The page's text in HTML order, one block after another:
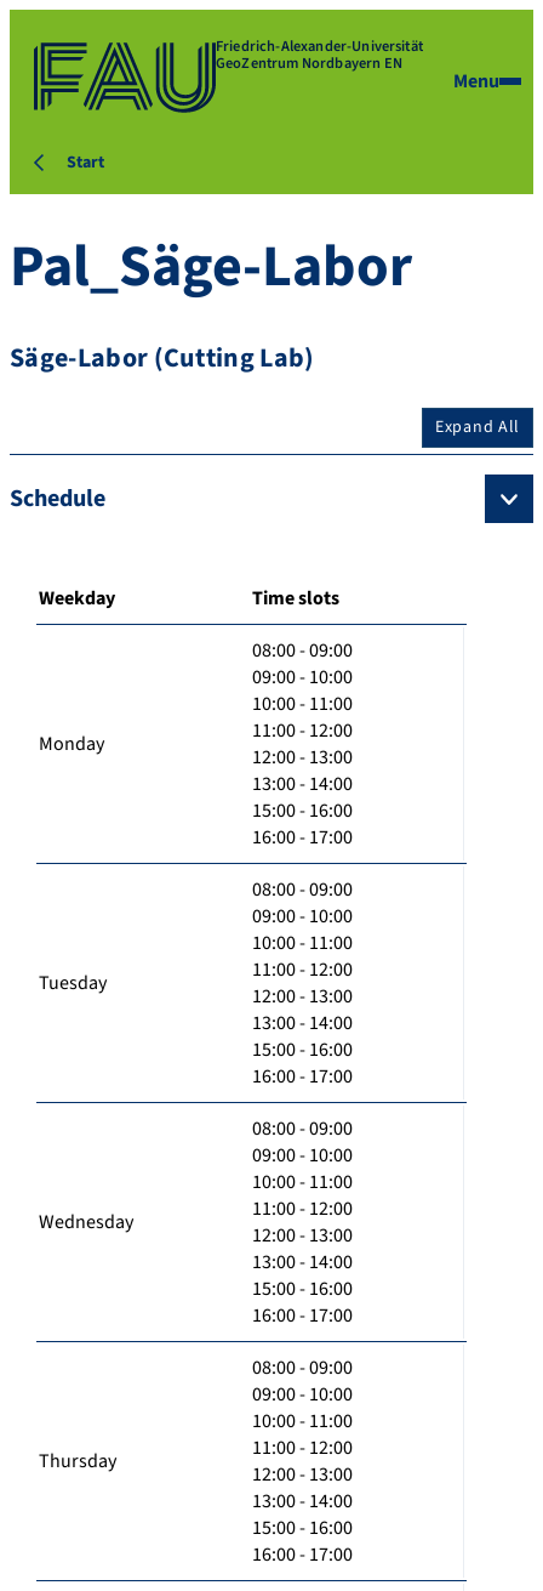
Friedrich-Alexander-Universität
GeoZentrum Nordbayern EN
Menu
Start
Pal_Säge-Labor
Säge-Labor (Cutting Lab)
Expand All
Schedule
Weekday Time slots
Monday
08:00 - 09:00
09:00 - 10:00
10:00 - 11:00
11:00 - 12:00
12:00 - 13:00
13:00 - 14:00
15:00 - 16:00
16:00 - 17:00
Tuesday
08:00 - 09:00
09:00 - 10:00
10:00 - 11:00
11:00 - 12:00
12:00 - 13:00
13:00 - 14:00
15:00 - 16:00
16:00 - 17:00
Wednesday
08:00 - 09:00
09:00 - 10:00
10:00 - 11:00
11:00 - 12:00
12:00 - 13:00
13:00 - 14:00
15:00 - 16:00
16:00 - 17:00
Thursday
08:00 - 09:00
09:00 - 10:00
10:00 - 11:00
11:00 - 12:00
12:00 - 13:00
13:00 - 14:00
15:00 - 16:00
16:00 - 17:00